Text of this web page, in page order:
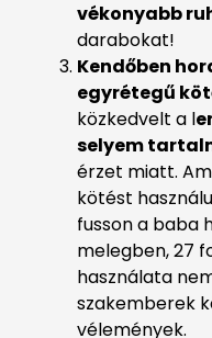
vékonyabb
darabokat!
Kendőben
egyrétegű
közkedvelt a l
selyem
érzet miatt.
kötést
fusson a baba
melegben, 27
használata
szakemberek
vélemények.